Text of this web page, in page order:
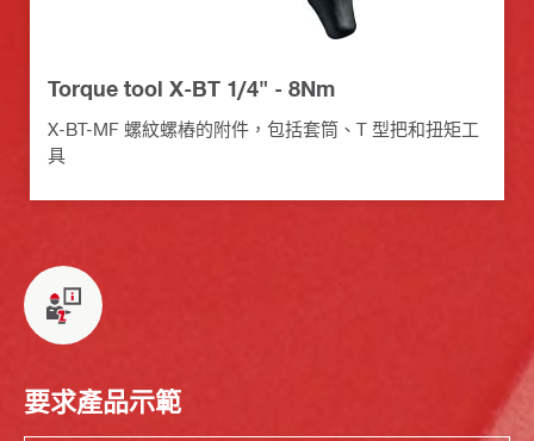
Torque tool X-BT 1/4" - 8Nm
X-BT-MF 螺紋螺樁的附件，包括套筒、T 型把和扭矩工
具
要求產品示範